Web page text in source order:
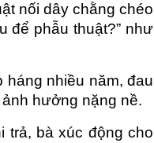
nối dây chằng chéo
để phẫu thuật?” như
nhiều năm, đau
hưởng nặng nề.
trả, bà xúc động cho